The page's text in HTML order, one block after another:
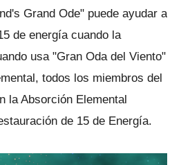
Grand Ode" puede ayudar a
de energía cuando la
usa "Gran Oda del Viento"
todos los miembros del
la Absorción Elemental
de 15 de Energía.